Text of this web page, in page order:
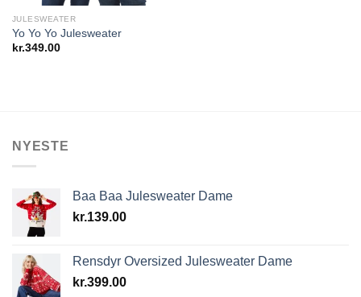
JULESWEATER
Yo Yo Yo Julesweater
kr.349.00
NYESTE
Baa Baa Julesweater Dame
kr.139.00
Rensdyr Oversized Julesweater Dame
kr.399.00